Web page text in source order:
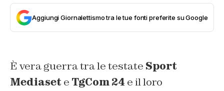
Aggiungi Giornalettismo tra le tue fonti preferite su Google
È vera guerra tra le testate Sport
Mediaset e TgCom 24 e il loro